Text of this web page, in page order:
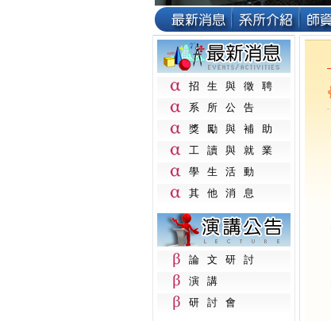
招生與徵聘
系所公告
獎勵與補助
工讀與就業
學生活動
其他消息
論文研討
演講
研討會